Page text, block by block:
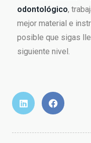
odontológico,
mejor material e
posible que sigas
siguiente nivel.